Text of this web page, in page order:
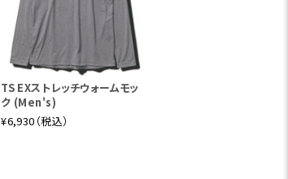
TS EXストレッチウォームモッ
ク (Men's)
¥6,930（税込）